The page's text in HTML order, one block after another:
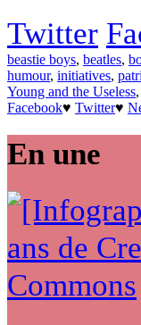
Twitter
beastie boys, beatles,
humour, initiatives,
Young and the Useless,
Facebook♥ Twitter♥
En une